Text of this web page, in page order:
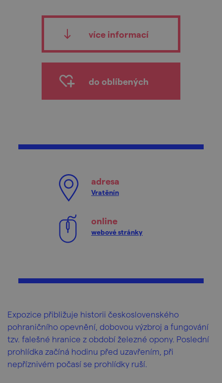
více informací
do oblíbených
adresa
Vratěnín
online
webové stránky
Expozice přibližuje historii československého
pohraničního opevnění, dobovou výzbroj a fungování
tzv. falešné hranice z období železné opony. Poslední
prohlídka začíná hodinu před uzavřením, při
nepříznivém počasí se prohlídky ruší.